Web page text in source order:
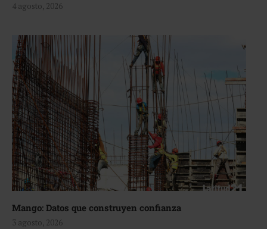
4 agosto, 2026
Mango: Datos que construyen confianza
3 agosto, 2026